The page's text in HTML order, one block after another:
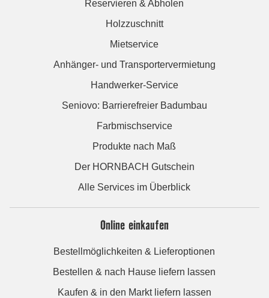
Reservieren & Abholen
Holzzuschnitt
Mietservice
Anhänger- und Transportervermietung
Handwerker-Service
Seniovo: Barrierefreier Badumbau
Farbmischservice
Produkte nach Maß
Der HORNBACH Gutschein
Alle Services im Überblick
Online einkaufen
Bestellmöglichkeiten & Lieferoptionen
Bestellen & nach Hause liefern lassen
Kaufen & in den Markt liefern lassen